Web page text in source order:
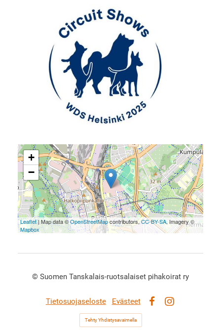
+
−
Leaflet| Map data ©OpenStreetMapcontributors,CC-BY-SA, Imagery ©
Mapbox
© Suomen Tanskalais-ruotsalaiset pihakoirat ry
Tietosuojaseloste
Evästeet
Tehty Yhdistysavaimella